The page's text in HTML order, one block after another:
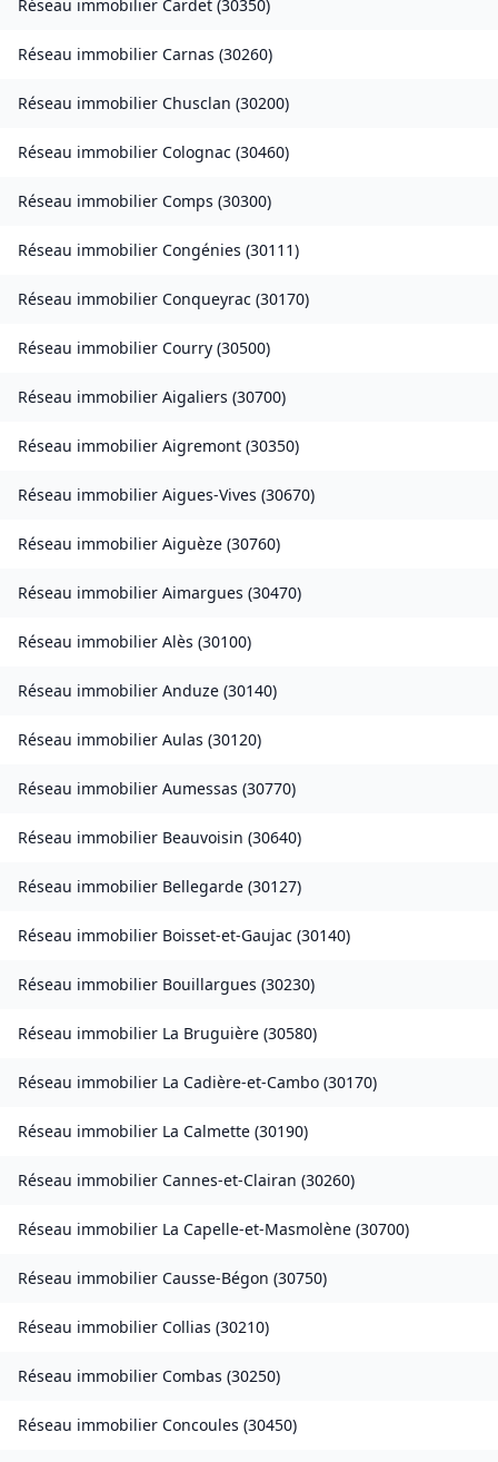
Réseau immobilier Cardet (30350)
Réseau immobilier Carnas (30260)
Réseau immobilier Chusclan (30200)
Réseau immobilier Colognac (30460)
Réseau immobilier Comps (30300)
Réseau immobilier Congénies (30111)
Réseau immobilier Conqueyrac (30170)
Réseau immobilier Courry (30500)
Réseau immobilier Aigaliers (30700)
Réseau immobilier Aigremont (30350)
Réseau immobilier Aigues-Vives (30670)
Réseau immobilier Aiguèze (30760)
Réseau immobilier Aimargues (30470)
Réseau immobilier Alès (30100)
Réseau immobilier Anduze (30140)
Réseau immobilier Aulas (30120)
Réseau immobilier Aumessas (30770)
Réseau immobilier Beauvoisin (30640)
Réseau immobilier Bellegarde (30127)
Réseau immobilier Boisset-et-Gaujac (30140)
Réseau immobilier Bouillargues (30230)
Réseau immobilier La Bruguière (30580)
Réseau immobilier La Cadière-et-Cambo (30170)
Réseau immobilier La Calmette (30190)
Réseau immobilier Cannes-et-Clairan (30260)
Réseau immobilier La Capelle-et-Masmolène (30700)
Réseau immobilier Causse-Bégon (30750)
Réseau immobilier Collias (30210)
Réseau immobilier Combas (30250)
Réseau immobilier Concoules (30450)